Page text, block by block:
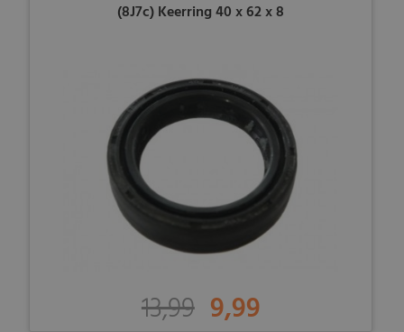
(8J7c) Keerring 40 x 62 x 8
13,99 9,99